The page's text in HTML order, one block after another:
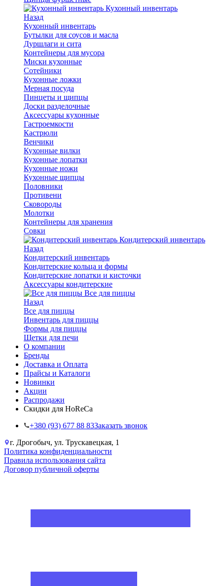
Кухонный инвентарь
Назад
Кухонный инвентарь
Бутылки для соусов и масла
Дуршлаги и сита
Контейнеры для мусора
Миски кухонные
Сотейники
Кухонные ложки
Мерная посуда
Пинцеты и щипцы
Доски разделочные
Аксессуары кухонные
Гастроемкости
Кастрюли
Венчики
Кухонные вилки
Кухонные лопатки
Кухонные ножи
Кухонные щипцы
Половники
Противени
Сковороды
Молотки
Контейнеры для хранения
Совки
Кондитерский инвентарь
Назад
Кондитерский инвентарь
Кондитерские кольца и формы
Кондитерские лопатки и кисточки
Аксессуары кондитерские
Все для пиццы
Назад
Все для пиццы
Инвентарь для пиццы
Формы для пиццы
Щетки для печи
О компании
Бренды
Доставка и Оплата
Прайсы и Каталоги
Новинки
Акции
Распродажи
Скидки для HoReCa
+38‎0 (93) 677 88 83Заказать звонок
г. Дрогобыч, ул. Трускавецкая, 1
Политика конфиденциальности
Правила использования сайта
Договор публичной оферты